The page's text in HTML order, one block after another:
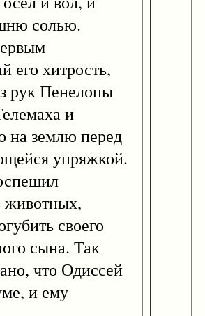
солью.
его хитрость,
рук Пенелопы
и
на землю перед
упряжкой.
животных,
своего
сына. Так
что Одиссей
и ему